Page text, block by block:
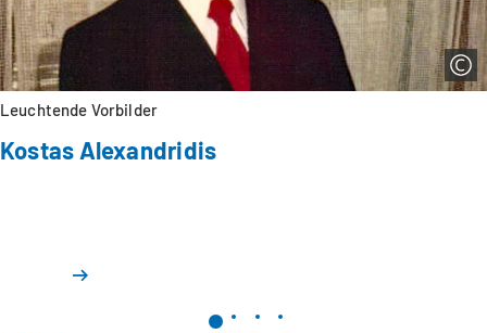
Leuchtende Vorbilder
Kostas Alexandridis